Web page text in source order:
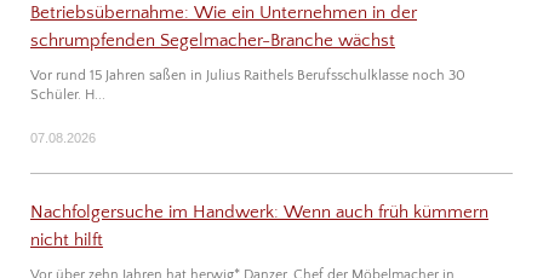
Betriebsübernahme: Wie ein Unternehmen in der
schrumpfenden Segelmacher-Branche wächst
Vor rund 15 Jahren saßen in Julius Raithels Berufsschulklasse noch 30
Schüler. H...
07.08.2026
Nachfolgersuche im Handwerk: Wenn auch früh kümmern
nicht hilft
Vor über zehn Jahren hat herwig* Danzer, Chef der Möbel­macher in